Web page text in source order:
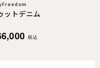
ットデニム
税込